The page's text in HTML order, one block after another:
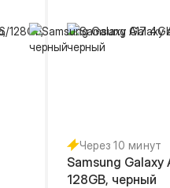
Через 10 минут
Samsung Galaxy
128GB, черный